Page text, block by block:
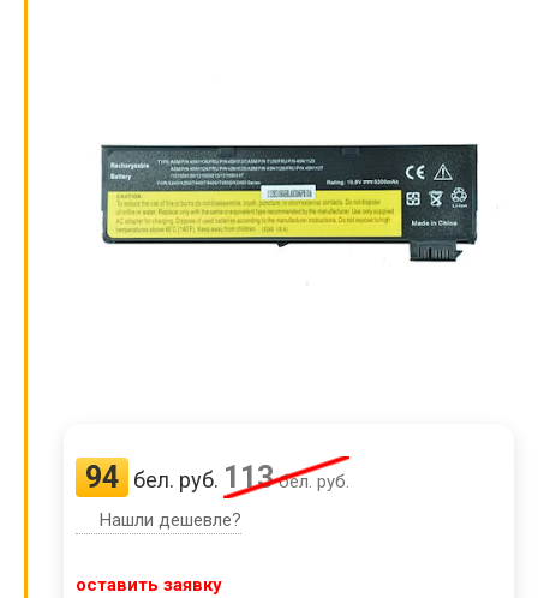
94 бел. руб. 113бел. руб.
Нашли дешевле?
оставить заявку